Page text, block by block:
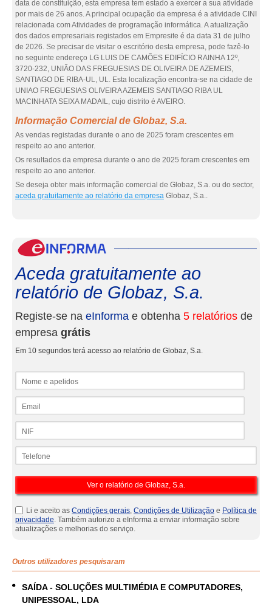
data de constituição, esta empresa tem estado a exercer a sua atividade
por mais de 26 anos. A principal ocupação da empresa é a atividade CINI
relacionada com Atividades de programação informática. A atualização
dos dados empresariais registados em Empresite é da data 31 de julho
de 2026. Se precisar de visitar o escritório desta empresa, pode fazê-lo
no seguinte endereço LG LUIS DE CAMÕES EDIFÍCIO RAINHA 12º,
3720-232, UNIÃO DAS FREGUESIAS DE OLIVEIRA DE AZEMEIS,
SANTIAGO DE RIBA-UL, UL. Esta localização encontra-se na cidade de
UNIAO FREGUESIAS OLIVEIRA AZEMEIS SANTIAGO RIBA UL
MACINHATA SEIXA MADAIL, cujo distrito é AVEIRO.
Informação Comercial de Globaz, S.a.
As vendas registadas durante o ano de 2025 foram crescentes em
respeito ao ano anterior.
Os resultados da empresa durante o ano de 2025 foram crescentes em
respeito ao ano anterior.
Se deseja obter mais informação comercial de Globaz, S.a. ou do sector,
aceda gratuitamente ao relatório da empresa Globaz, S.a..
Aceda gratuitamente ao
relatório de Globaz, S.a.
Registe-se na eInforma e obtenha 5 relatórios de
empresa grátis
Em 10 segundos terá acesso ao relatório de Globaz, S.a.
Li e aceito as Condições gerais, Condições de Utilização e Política de
privacidade. Também autorizo a eInforma a enviar informação sobre
atualizações e melhorias do serviço.
Outros utilizadores pesquisaram
SAÍDA - SOLUÇÕES MULTIMÉDIA E COMPUTADORES,
UNIPESSOAL, LDA